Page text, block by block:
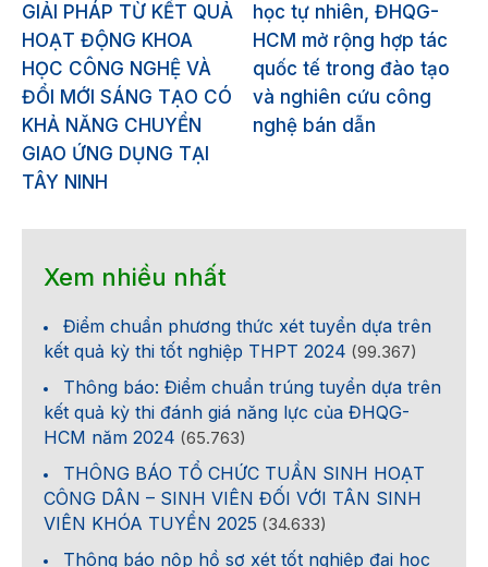
GIẢI PHÁP TỪ KẾT QUẢ
HOẠT ĐỘNG KHOA
HỌC CÔNG NGHỆ VÀ
ĐỔI MỚI SÁNG TẠO CÓ
KHẢ NĂNG CHUYỂN
GIAO ỨNG DỤNG TẠI
TÂY NINH
học tự nhiên, ĐHQG-
HCM mở rộng hợp tác
quốc tế trong đào tạo
và nghiên cứu công
nghệ bán dẫn
Xem nhiều nhất
Điểm chuẩn phương thức xét tuyển dựa trên
kết quả kỳ thi tốt nghiệp THPT 2024 (99.367)
Thông báo: Điểm chuẩn trúng tuyển dựa trên
kết quả kỳ thi đánh giá năng lực của ĐHQG-
HCM năm 2024 (65.763)
THÔNG BÁO TỔ CHỨC TUẦN SINH HOẠT
CÔNG DÂN – SINH VIÊN ĐỐI VỚI TÂN SINH
VIÊN KHÓA TUYỂN 2025 (34.633)
Thông báo nộp hồ sơ xét tốt nghiệp đại học